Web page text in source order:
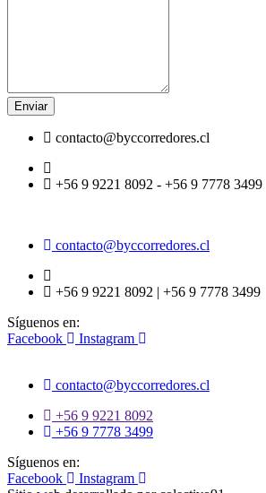
Enviar
contacto@byccorredores.cl
+56 9 9221 8092 - +56 9 7778 3499
contacto@byccorredores.cl
+56 9 9221 8092 | +56 9 7778 3499
Síguenos en:
Facebook
Instagram
contacto@byccorredores.cl
+56 9 9221 8092
+56 9 7778 3499
Síguenos en:
Facebook
Instagram